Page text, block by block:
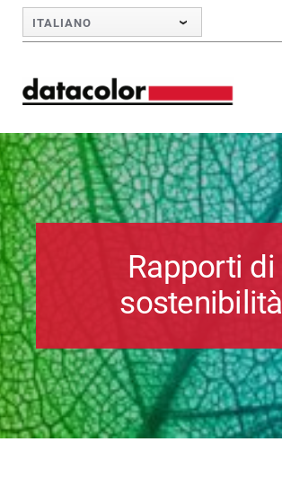
Skip to Main Content
ITALIANO
Rapporti di
sostenibilità